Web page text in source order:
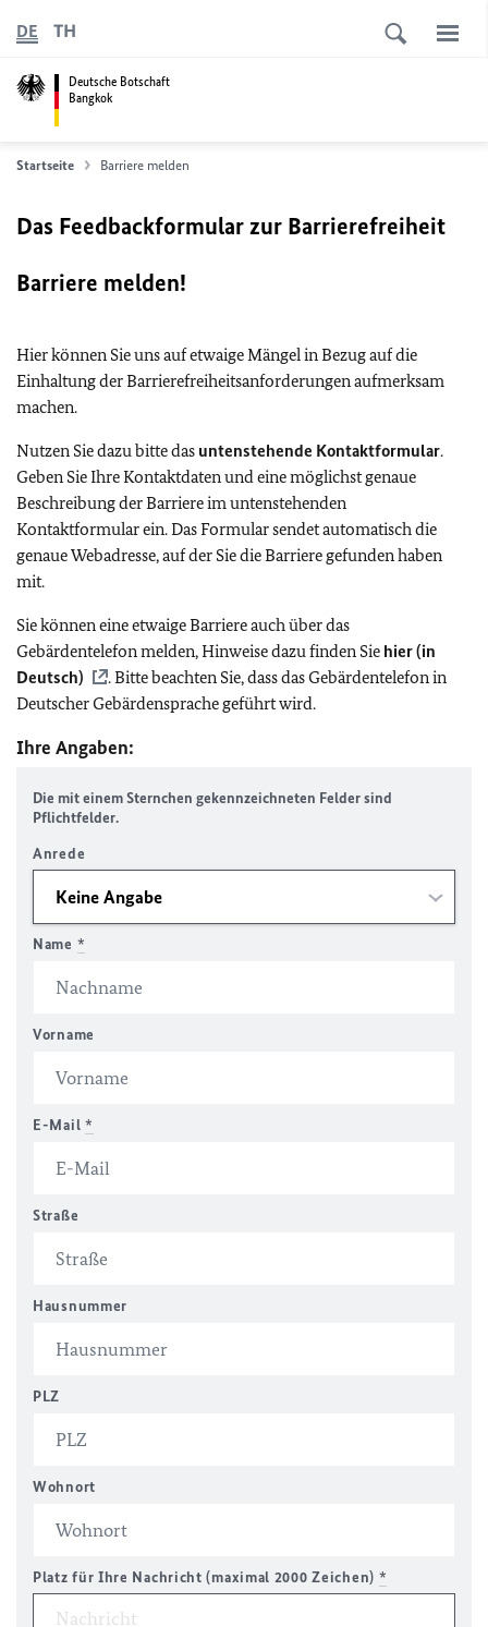
Deutsche Botschaft
Bangkok
DE TH
Startseite Barriere melden
Das Feedbackformular zur Barrierefreiheit
Barriere melden!
Hier können Sie uns auf etwaige Mängel in Bezug auf die
Einhaltung der Barrierefreiheitsanforderungen aufmerksam
machen.
Nutzen Sie dazu bitte das untenstehende Kontaktformular.
Geben Sie Ihre Kontaktdaten und eine möglichst genaue
Beschreibung der Barriere im untenstehenden
Kontaktformular ein. Das Formular sendet automatisch die
genaue Webadresse, auf der Sie die Barriere gefunden haben
mit.
Sie können eine etwaige Barriere auch über das
Gebärdentelefon melden, Hinweise dazu finden Sie hier (in
Deutsch)
. Bitte beachten Sie, dass das Gebärdentelefon in
Deutscher Gebärdensprache geführt wird.
Ihre Angaben:
Die mit einem Sternchen gekennzeichneten Felder sind
Pflichtfelder.
Anrede
Name *
Vorname
E-Mail *
Straße
Hausnummer
PLZ
Wohnort
Platz für Ihre Nachricht (maximal 2000 Zeichen) *